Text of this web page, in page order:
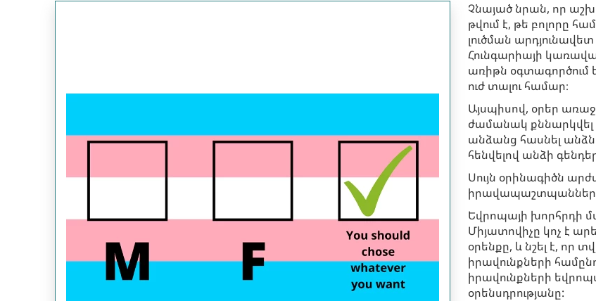
Չնայած նրան, որ
թվում է, թե բոլորը
լուծման
Հունգարիայի
առիթն
ուժ տալու համար։
Այսպիսով, օրեր
ժամանակ քննարկվել
անձանց հասնել
հենվելով անձի
Սույն օրինագիծն
Եվրոպայի խորհրդի
Միյատովիչը կոչ է
օրենքը, և նշել է, որ
իրավունքների
իրավունքների
օրենսդրությանը: